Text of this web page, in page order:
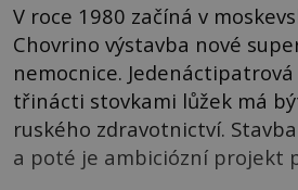
V roce 1980 začíná v
Chovrino výstavba nové
nemocnice.
třinácti stovkami lůžek má
ruského zdravotnictví.
a poté je ambiciózní projekt